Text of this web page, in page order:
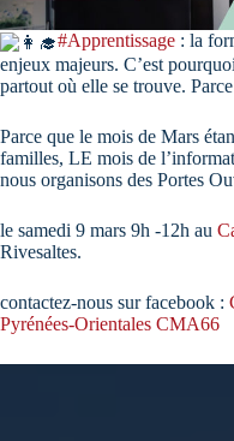
#Apprentissage : la
enjeux majeurs. C’est
partout où elle se trouve.
Parce que le mois de Mars
familles, LE mois de
nous organisons des Portes
le samedi 9 mars 9h -12h au
Rivesaltes.
contactez-nous sur facebook :
Pyrénées-Orientales CMA66